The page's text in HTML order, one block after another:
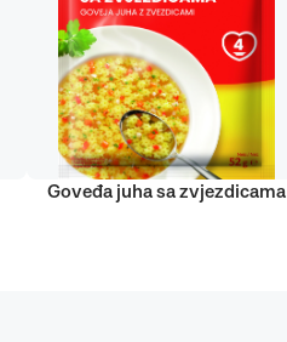
Goveđa juha sa zvjezdicama